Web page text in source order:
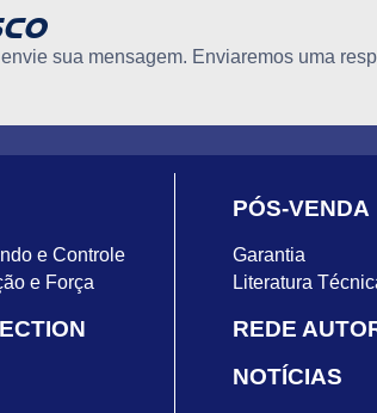
sua mensagem. Enviaremos uma
e Controle
e Força
PÓS-VENDA
Garantia
Literatura
REDE
NOTÍCIAS